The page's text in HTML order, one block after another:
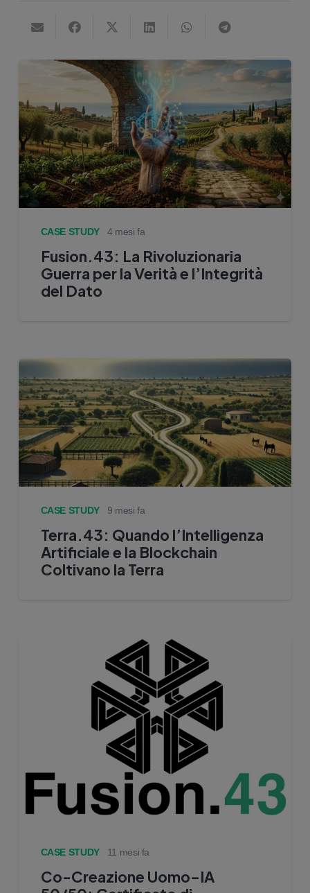
CASE STUDY 4 mesi fa
Fusion.43: La Rivoluzionaria
Guerra per la Verità e l’Integrità
del Dato
CASE STUDY 9 mesi fa
Terra.43: Quando l’Intelligenza
Artificiale e la Blockchain
Coltivano la Terra
CASE STUDY 11 mesi fa
Co-Creazione Uomo–IA